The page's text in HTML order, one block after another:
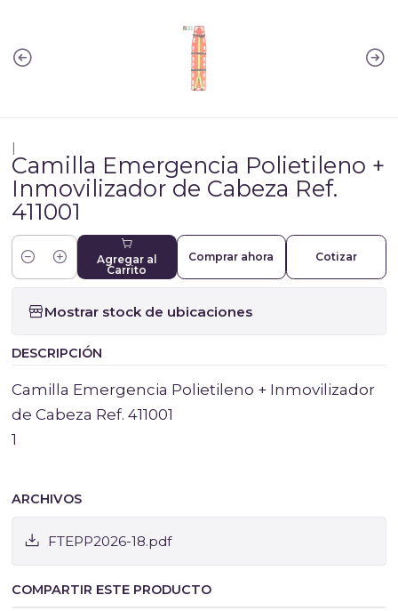
|
Camilla Emergencia Polietileno +
Inmovilizador de Cabeza Ref.
411001
Cantidad
Agregar al
Carrito
Comprar ahora Cotizar
Mostrar stock de ubicaciones
DESCRIPCIÓN
Camilla Emergencia Polietileno + Inmovilizador
de Cabeza Ref. 411001
1
ARCHIVOS
FTEPP2026-18.pdf
COMPARTIR ESTE PRODUCTO